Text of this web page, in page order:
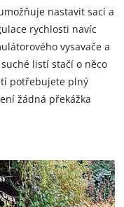
nastavit sací a
rychlosti navíc
vysavače a
listí stačí o něco
potřebujete plný
žádná překážka